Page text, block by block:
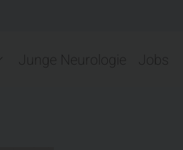
Junge Neurologie Jobs
geschlossen. Seine Funktionalität ist